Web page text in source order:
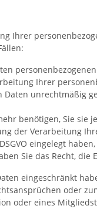
Ihrer
Ihrer
unrechtmäßig
benötigen, Sie sie
der Verarbeitung
eingelegt
Sie das Recht,
eingeschränkt
oder
oder eines